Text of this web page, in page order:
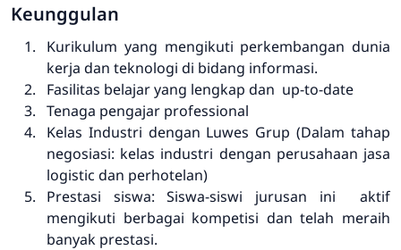
Keunggulan
Kurikulum yang mengikuti perkembangan dunia
kerja dan teknologi di bidang informasi.
Fasilitas belajar yang lengkap dan up-to-date
Tenaga pengajar professional
Kelas Industri dengan Luwes Grup (Dalam tahap
negosiasi: kelas industri dengan perusahaan jasa
logistic dan perhotelan)
Prestasi siswa: Siswa-siswi jurusan ini aktif
mengikuti berbagai kompetisi dan telah meraih
banyak prestasi.